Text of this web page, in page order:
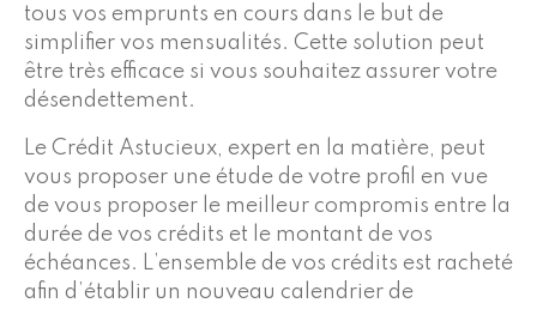
tous vos emprunts en cours dans le but de
simplifier vos mensualités. Cette solution peut
être très efficace si vous souhaitez assurer votre
désendettement.
Le Crédit Astucieux, expert en la matière, peut
vous proposer une étude de votre profil en vue
de vous proposer le meilleur compromis entre la
durée de vos crédits et le montant de vos
échéances. L’ensemble de vos crédits est racheté
afin d’établir un nouveau calendrier de